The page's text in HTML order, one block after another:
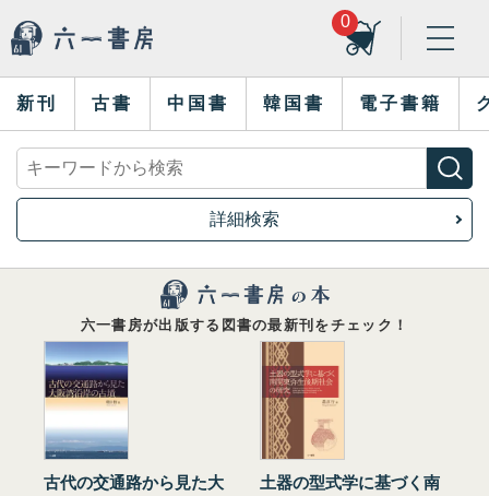
0
新刊 古書 中国書 韓国書 電子書籍
詳細検索
六一書房が出版する図書の最新刊をチェック！
古代の交通路から見た大
土器の型式学に基づく南